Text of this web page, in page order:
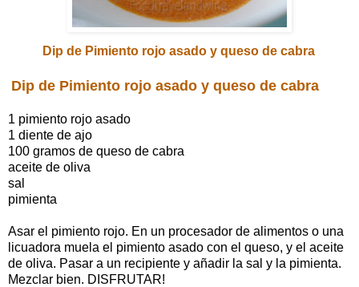
Dip de Pimiento rojo asado y queso de cabra
Dip de Pimiento rojo asado y queso de cabra
1 pimiento rojo asado
1 diente de ajo
100 gramos de queso de cabra
aceite de oliva
sal
pimienta
Asar el pimiento rojo. En un procesador de alimentos o una
licuadora muela el pimiento asado con el queso, y el aceite
de oliva. Pasar a un recipiente y añadir la sal y la pimienta.
Mezclar bien. DISFRUTAR!